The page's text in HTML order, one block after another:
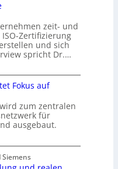
zeit- und
Zertifizierung
und sich
spricht Dr.…
Fokus auf
zum zentralen
für
ausgebaut.